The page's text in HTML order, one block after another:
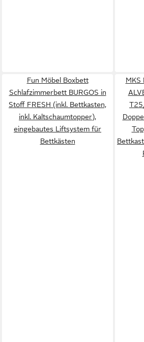
Fun Möbel Boxbett
Schlafzimmerbett BURGOS in
Stoff FRESH (inkl. Bettkasten,
inkl. Kaltschaumtopper),
eingebautes Liftsystem für
Bettkästen
MKS